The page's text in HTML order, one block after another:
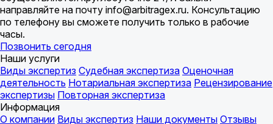
направляйте на почту info@arbitragex.ru. Консультацию
по телефону вы сможете получить только в рабочие
часы.
Позвонить сегодня
Наши услуги
Виды экспертиз Судебная экспертиза Оценочная
деятельность Нотариальная экспертиза Рецензирование
экспертизы Повторная экспертиза
Информация
О компании Виды экспертиз Наши документы Отзывы